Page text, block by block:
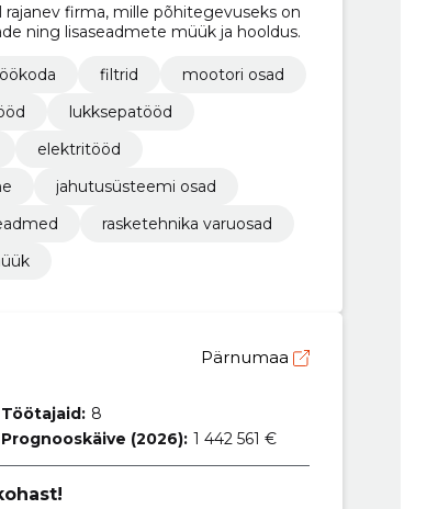
firma, mille põhitegevuseks on
ning lisaseadmete müük ja hooldus.
filtrid
mootori osad
lukksepatööd
elektritööd
jahutusüsteemi osad
rasketehnika varuosad
Pärnumaa
Töötajaid: 8
Prognooskäive (2026): 1 442 561 €